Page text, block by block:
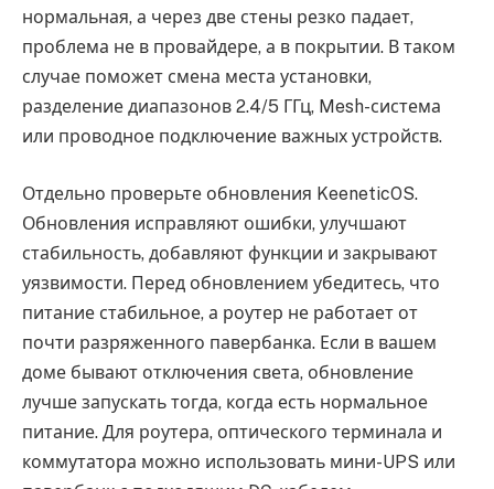
нормальная, а через две стены резко падает,
проблема не в провайдере, а в покрытии. В таком
случае поможет смена места установки,
разделение диапазонов 2.4/5 ГГц, Mesh-система
или проводное подключение важных устройств.
Отдельно проверьте обновления KeeneticOS.
Обновления исправляют ошибки, улучшают
стабильность, добавляют функции и закрывают
уязвимости. Перед обновлением убедитесь, что
питание стабильное, а роутер не работает от
почти разряженного павербанка. Если в вашем
доме бывают отключения света, обновление
лучше запускать тогда, когда есть нормальное
питание. Для роутера, оптического терминала и
коммутатора можно использовать мини-UPS или